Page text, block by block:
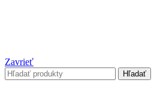
Zavrieť
Hľadať